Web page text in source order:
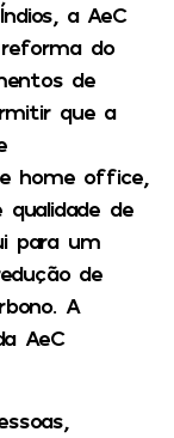
a AeC
do
de
que a
home office,
qualidade de
para um
de
A
AeC